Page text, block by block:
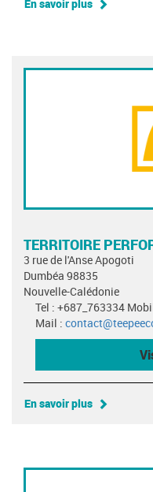
En savoir plus
TERRITOIRE
3 rue de l'Anse Apogoti
Dumbéa 98835
Nouvelle-Calédonie
Tel : +687_763334
Mail :
En savoir plus